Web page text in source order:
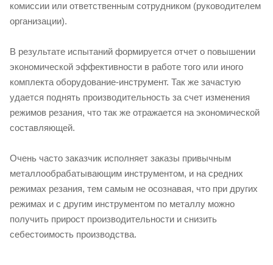
комиссии или ответственным сотрудником (руководителем
организации).
В результате испытаний формируется отчет о повышении
экономической эффективности в работе того или иного
комплекта оборудование-инструмент. Так же зачастую
удается поднять производительность за счет изменения
режимов резания, что так же отражается на экономической
составляющей.
Очень часто заказчик исполняет заказы привычным
металлообрабатывающим инструментом, и на средних
режимах резания, тем самым не осознавая, что при других
режимах и с другим инструментом по металлу можно
получить прирост производительности и снизить
себестоимость производства.